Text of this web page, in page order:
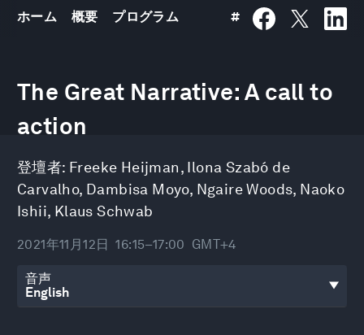
ホーム 概要 プログラム #
The Great Narrative: A call to
action
登壇者: Freeke Heijman, Ilona Szabó de
Carvalho, Dambisa Moyo, Ngaire Woods, Naoko
Ishii, Klaus Schwab
2021年11月12日 16:15–17:00 GMT+4
音声
minutes,
27